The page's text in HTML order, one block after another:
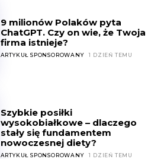
9 milionów Polaków pyta
ChatGPT. Czy on wie, że Twoja
firma istnieje?
ARTYKUŁ SPONSOROWANY 1 DZIEŃ TEMU
Szybkie posiłki
wysokobiałkowe – dlaczego
stały się fundamentem
nowoczesnej diety?
ARTYKUŁ SPONSOROWANY 1 DZIEŃ TEMU